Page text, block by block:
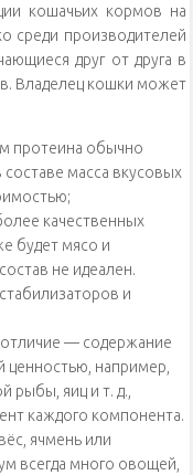
кошачьих кормов на
среди производителей
друг от друга в
Владелец кошки может
протеина обычно
масса вкусовых
качественных
будет мясо и
не идеален.
и
— содержание
ценностью, например,
рыбы, яиц и т. д.,
каждого компонента.
ячмень или
всегда много овощей,